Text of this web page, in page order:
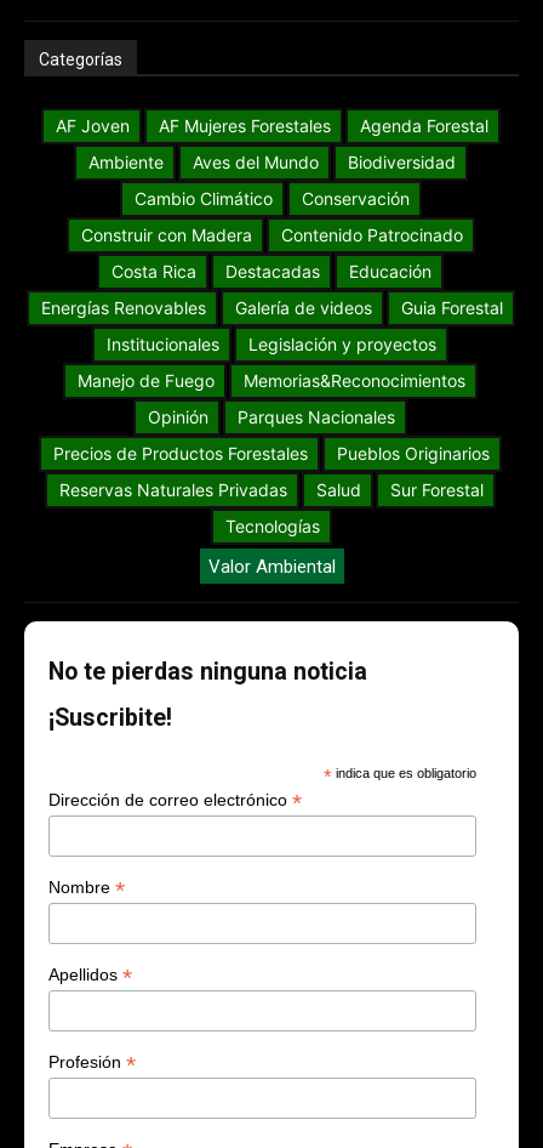
Categorías
AF Joven AF Mujeres Forestales
Agenda Forestal
Ambiente
Aves del Mundo
Biodiversidad
Cambio Climático
Conservación
Construir con Madera
Contenido Patrocinado
Costa Rica
Destacadas
Educación
Energías Renovables
Galería de videos
Guia Forestal
Institucionales
Legislación y proyectos
Manejo de Fuego
Memorias&Reconocimientos
Opinión
Parques Nacionales
Precios de Productos Forestales
Pueblos Originarios
Reservas Naturales Privadas
Salud
Sur Forestal
Tecnologías
Valor Ambiental
No te pierdas ninguna noticia
¡Suscribite!
* indica que es obligatorio
Dirección de correo electrónico *
Nombre *
Apellidos *
Profesión *